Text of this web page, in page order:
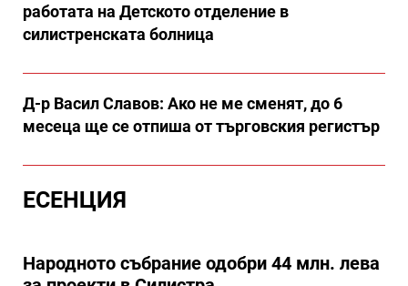
работата на Детското отделение в
силистренската болница
Д-р Васил Славов: Ако не ме сменят, до 6
месеца ще се отпиша от търговския регистър
ЕСЕНЦИЯ
Народното събрание одобри 44 млн. лева